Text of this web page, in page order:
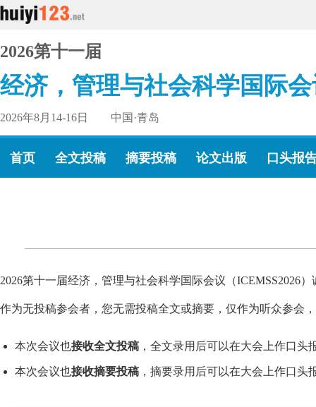
2026第十一届
经济，管理与社会科学国际
2026年8月14-16日 中国·青岛
首页 全文投稿 摘要投稿 论文出版 口头报
2026第十一届经济，管理与社会科学国际会议（ICEMSS2026
作为无投稿参会者，您无需投稿全文或摘要，仅作为听众参会
本次会议也接收全文投稿 ，全文录用后可以在大会上作口
本次会议也接收摘要投稿 ，摘要录用后可以在大会上作口